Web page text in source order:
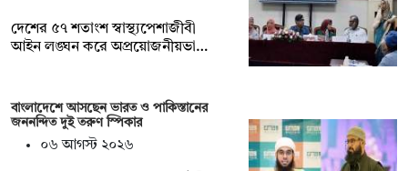
দেশের ৫৭ শতাংশ স্বাস্থ্যপেশাজীবী
আইন লঙ্ঘন করে অপ্রয়োজনীয়ভা…
বাংলাদেশে আসছেন ভারত ও পাকিস্তানের
জননন্দিত দুই তরুণ স্পিকার
০৬ আগস্ট ২০২৬